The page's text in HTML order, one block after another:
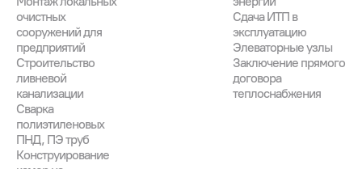
очистных
сооружений для
предприятий
Строительство
ливневой
канализации
Сварка
полиэтиленовых
ПНД, ПЭ труб
Конструирование
Сдача ИТП в
эксплуатацию
Элеваторные узлы
Заключение прямого
договора
теплоснабжения